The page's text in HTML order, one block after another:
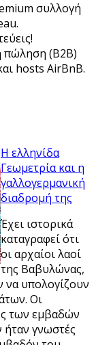
συλλογή
πώληση (B2B)
hosts AirBnB.
Η ελληνίδα
Γεωμετρία και η
γαλλογερμανική
διαδρομή της
Έχει ιστορικά
καταγραφεί ότι
οι αρχαίοι λαοί
της Βαβυλώνας,
να υπολογίζουν
Οι
των εμβαδών
γνωστές